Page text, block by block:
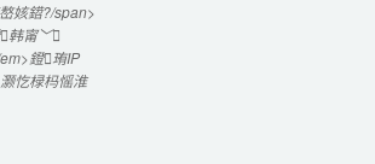
姟鍣?/span>
韩甯﹀
鐙珛IP
忔椂杩愮淮